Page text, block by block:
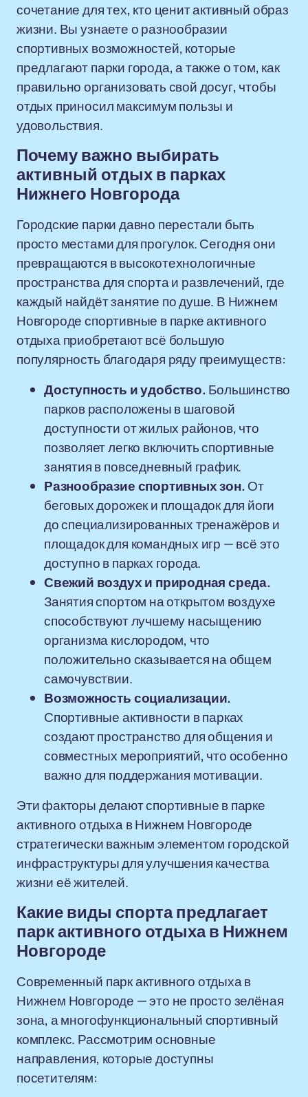
сочетание для тех, кто ценит активный образ
жизни. Вы узнаете о разнообразии
спортивных возможностей, которые
предлагают парки города, а также о том, как
правильно организовать свой досуг, чтобы
отдых приносил максимум пользы и
удовольствия.
Почему важно выбирать
активный отдых в парках
Нижнего Новгорода
Городские парки давно перестали быть
просто местами для прогулок. Сегодня они
превращаются в высокотехнологичные
пространства для спорта и развлечений, где
каждый найдёт занятие по душе. В Нижнем
Новгороде спортивные в парке активного
отдыха приобретают всё большую
популярность благодаря ряду преимуществ:
Доступность и удобство. Большинство
парков расположены в шаговой
доступности от жилых районов, что
позволяет легко включить спортивные
занятия в повседневный график.
Разнообразие спортивных зон. От
беговых дорожек и площадок для йоги
до специализированных тренажёров и
площадок для командных игр — всё это
доступно в парках города.
Свежий воздух и природная среда.
Занятия спортом на открытом воздухе
способствуют лучшему насыщению
организма кислородом, что
положительно сказывается на общем
самочувствии.
Возможность социализации.
Спортивные активности в парках
создают пространство для общения и
совместных мероприятий, что особенно
важно для поддержания мотивации.
Эти факторы делают спортивные в парке
активного отдыха в Нижнем Новгороде
стратегически важным элементом городской
инфраструктуры для улучшения качества
жизни её жителей.
Какие виды спорта предлагает
парк активного отдыха в Нижнем
Новгороде
Современный парк активного отдыха в
Нижнем Новгороде — это не просто зелёная
зона, а многофункциональный спортивный
комплекс. Рассмотрим основные
направления, которые доступны
посетителям: